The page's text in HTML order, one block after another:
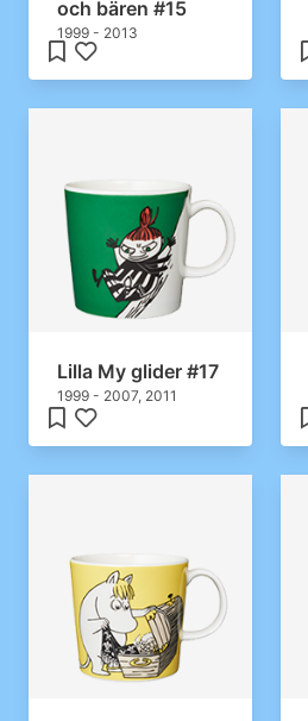
och bären #15
1999 - 2013
Lilla My glider #17
1999 - 2007, 2011